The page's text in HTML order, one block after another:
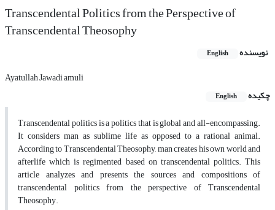
Transcendental Politics from the Perspective of
Transcendental Theosophy
نویسنده English
Ayatullah Jawadi amuli
چکیده
English
Transcendental politics is a politics that is global and all-encompassing.
It considers man as sublime life as opposed to a rational animal.
According to Transcendental Theosophy, man creates his own world and
afterlife which is regimented based on transcendental politics. This
article analyzes and presents the sources and compositions of
transcendental politics from the perspective of Transcendental
Theosophy.